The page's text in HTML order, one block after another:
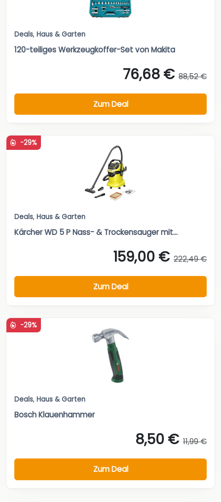
Deals, Haus & Garten
120-teiliges Werkzeugkoffer-Set von Makita
76,68 € 88,52 €
Zum Deal
-29%
Deals, Haus & Garten
Kärcher WD 5 P Nass- & Trockensauger mit...
159,00 € 222,49 €
Zum Deal
-29%
Deals, Haus & Garten
Bosch Klauenhammer
8,50 € 11,99 €
Zum Deal